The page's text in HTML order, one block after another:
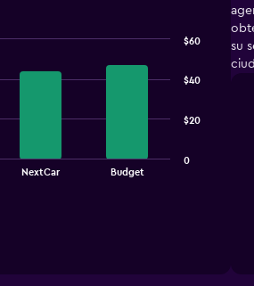
NextCar Budget
0
$20
$40
$60
su